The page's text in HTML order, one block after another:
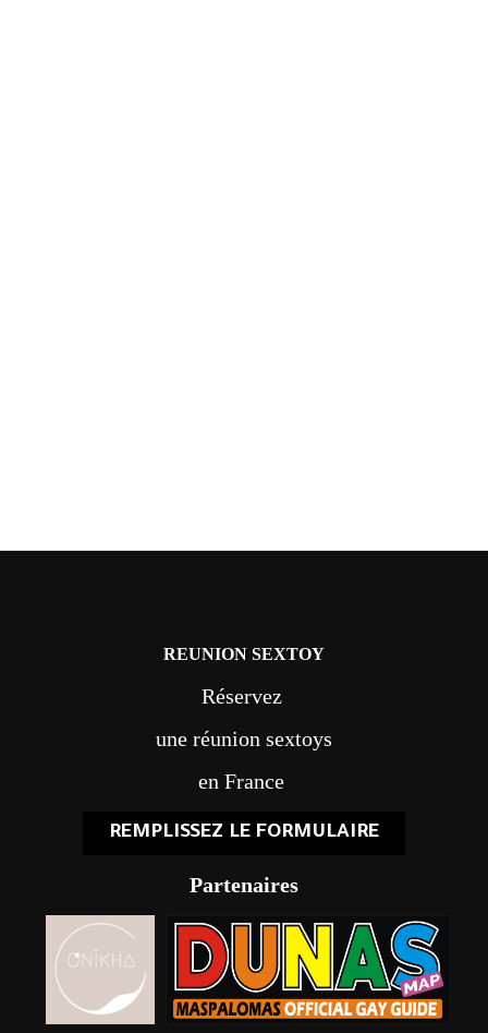
REUNION SEXTOY
Réservez
une réunion sextoys
en France
REMPLISSEZ LE FORMULAIRE
Partenaires